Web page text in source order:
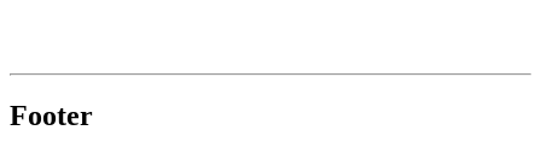
Footer